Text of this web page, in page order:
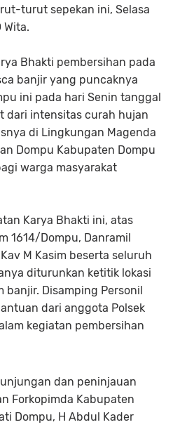
turut sepekan ini, Selasa
Wita.
Bhakti pembersihan pada
banjir yang puncaknya
ini pada hari Senin tanggal
dari intensitas curah hujan
di Lingkungan Magenda
Dompu Kabupaten Dompu
warga masyarakat
Karya Bhakti ini, atas
1614/Dompu, Danramil
M Kasim beserta seluruh
diturunkan ketitik lokasi
Disamping Personil
dari anggota Polsek
kegiatan pembersihan
dan peninjauan
Forkopimda Kabupaten
Dompu, H Abdul Kader